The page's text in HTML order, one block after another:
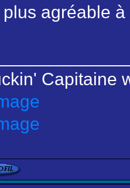
plus agréable
Capitaine